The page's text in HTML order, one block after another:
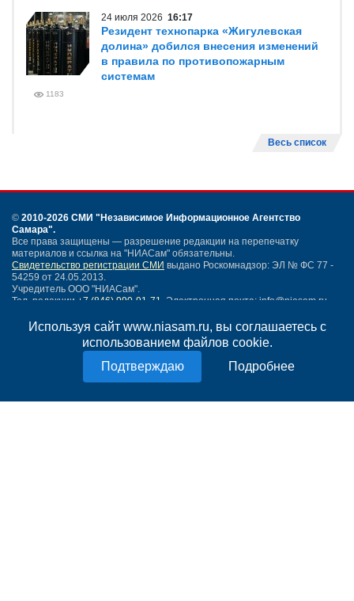
Используя сайт www.niasam.ru, вы соглашаетесь с
использованием файлов cookie.
Подробнее
24 июля 2026 16:17
Резидент технопарка «Жигулевская
долина» добился внесения изменений
в правила по противопожарным
системам
1183
Весь список
© 2010-2026 СМИ "Независимое Информационное Агентство
Самара".
Все права защищены — разрешение редакции на перепечатку
материалов и ссылка на "НИАСам" обязательны.
Свидетельство регистрации СМИ выдано Роскомнадзор: ЭЛ № ФС 77 -
54259 от 24.05.2013.
Учредитель ООО "НИАСам".
Тел. редакции +7 (846) 990-91-71. Электронная почта: info@niasam.ru
Написать письмо
Политика конфиденциальности
18+